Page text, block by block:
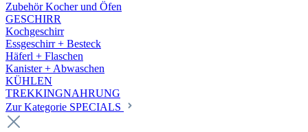
Zubehör Kocher und Öfen
GESCHIRR
Kochgeschirr
Essgeschirr + Besteck
Häferl + Flaschen
Kanister + Abwaschen
KÜHLEN
TREKKINGNAHRUNG
Zur Kategorie SPECIALS